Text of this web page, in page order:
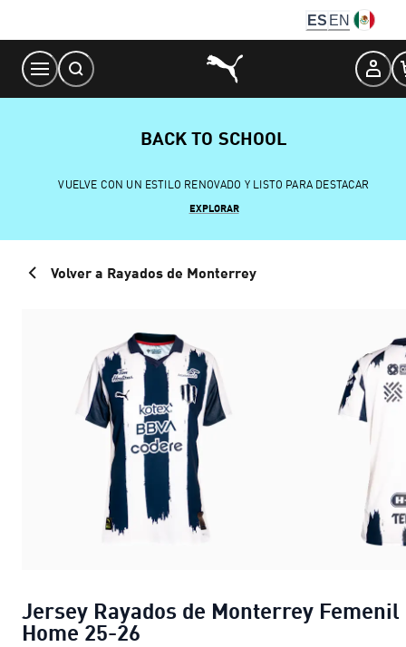
Content
ES EN
BACK TO SCHOOL
VUELVE CON UN ESTILO RENOVADO Y LISTO PARA DESTACAR
EXPLORAR
Volver a Rayados de Monterrey
Jersey Rayados de Monterrey Femenil
Home 25-26